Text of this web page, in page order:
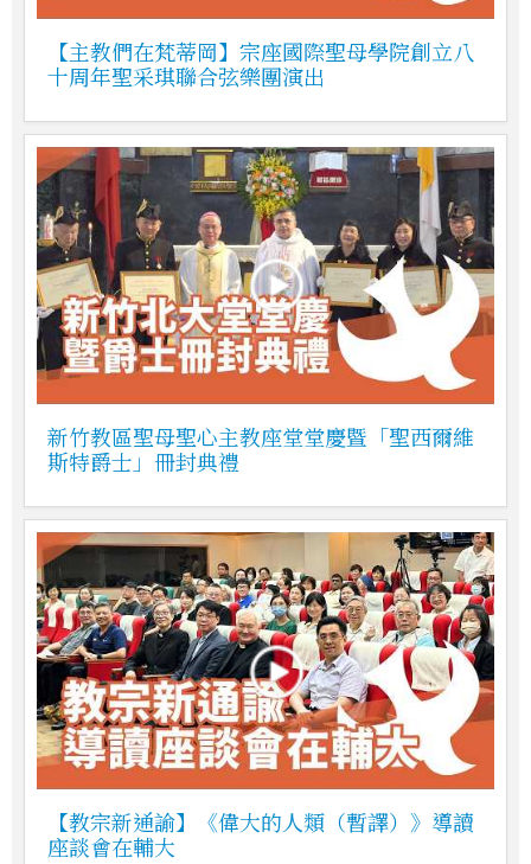
【主教們在梵蒂岡】宗座國際聖母學院創立八
十周年聖采琪聯合弦樂團演出
新竹教區聖母聖心主教座堂堂慶暨「聖西爾維
斯特爵士」冊封典禮
【教宗新通諭】《偉大的人類（暫譯）》導讀
座談會在輔大